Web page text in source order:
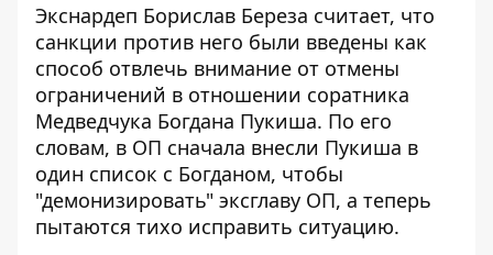
Экснардеп Борислав Береза ​​считает, что
санкции против него были введены как
способ отвлечь внимание от отмены
ограничений в отношении соратника
Медведчука Богдана Пукиша. По его
словам, в ОП сначала внесли Пукиша в
один список с Богданом, чтобы
"демонизировать" эксглаву ОП, а теперь
пытаются тихо исправить ситуацию.